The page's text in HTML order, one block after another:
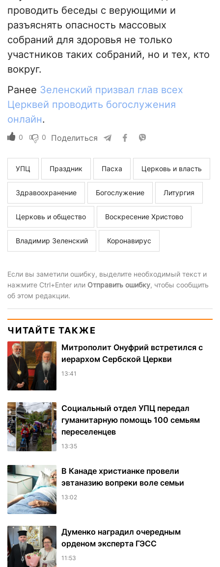
проводить беседы с верующими и
разъяснять опасность массовых
собраний для здоровья не только
участников таких собраний, но и тех, кто
вокруг.
Ранее Зеленский призвал глав всех
Церквей проводить богослужения
онлайн.
0 0 Поделиться
УПЦ Праздник Пасха Церковь и власть
Здравоохранение Богослужение Литургия
Церковь и общество Воскресение Христово
Владимир Зеленский Коронавирус
Если вы заметили ошибку, выделите необходимый текст и
нажмите Ctrl+Enter или Отправить ошибку, чтобы сообщить
об этом редакции.
ЧИТАЙТЕ ТАКЖЕ
Митрополит Онуфрий встретился с
иерархом Сербской Церкви
13:41
Социальный отдел УПЦ передал
гуманитарную помощь 100 семьям
переселенцев
13:35
В Канаде христианке провели
эвтаназию вопреки воле семьи
13:02
Думенко наградил очередным
орденом эксперта ГЭСС
11:53